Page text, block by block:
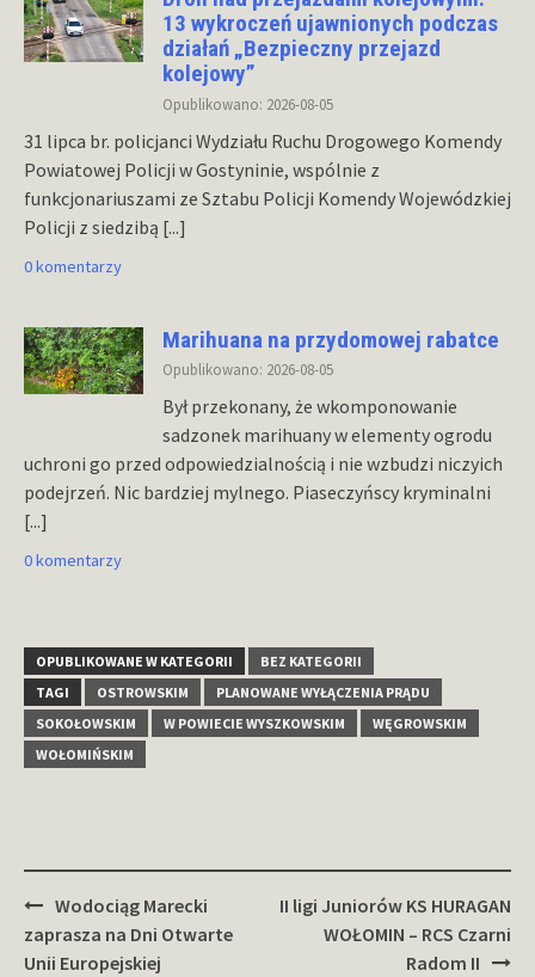
13 wykroczeń ujawnionych podczas
działań „Bezpieczny przejazd
kolejowy”
Opublikowano: 2026-08-05
31 lipca br. policjanci Wydziału Ruchu Drogowego Komendy
Powiatowej Policji w Gostyninie, wspólnie z
funkcjonariuszami ze Sztabu Policji Komendy Wojewódzkiej
Policji z siedzibą [...]
0 komentarzy
Marihuana na przydomowej rabatce
Opublikowano: 2026-08-05
Był przekonany, że wkomponowanie
sadzonek marihuany w elementy ogrodu
uchroni go przed odpowiedzialnością i nie wzbudzi niczyich
podejrzeń. Nic bardziej mylnego. Piaseczyńscy kryminalni
[...]
0 komentarzy
OPUBLIKOWANE W KATEGORII
BEZ KATEGORII
TAGI
OSTROWSKIM
PLANOWANE WYŁĄCZENIA PRĄDU
SOKOŁOWSKIM
W POWIECIE WYSZKOWSKIM
WĘGROWSKIM
WOŁOMIŃSKIM
Zobacz
wpisy
Wodociąg Marecki
zaprasza na Dni Otwarte
Unii Europejskiej
II ligi Juniorów KS HURAGAN
WOŁOMIN – RCS Czarni
Radom II